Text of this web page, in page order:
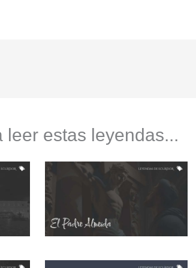
leer estas leyendas...